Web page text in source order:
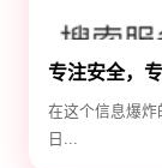
专注安全，
全守护神
在这个信息爆
日...